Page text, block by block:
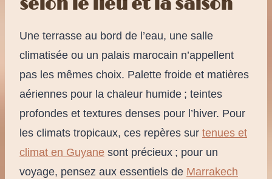
selon le lieu et la saison
Une terrasse au bord de l’eau, une salle
climatisée ou un palais marocain n’appellent
pas les mêmes choix. Palette froide et matières
aériennes pour la chaleur humide ; teintes
profondes et textures denses pour l’hiver. Pour
les climats tropicaux, ces repères sur tenues et
climat en Guyane sont précieux ; pour un
voyage, pensez aux essentiels de Marrakech